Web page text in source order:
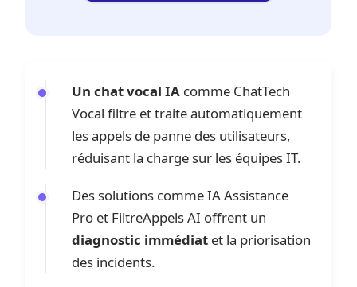
Un chat vocal IA comme ChatTech
Vocal filtre et traite automatiquement
les appels de panne des utilisateurs,
réduisant la charge sur les équipes IT.
Des solutions comme IA Assistance
Pro et FiltreAppels AI offrent un
diagnostic immédiat et la priorisation
des incidents.